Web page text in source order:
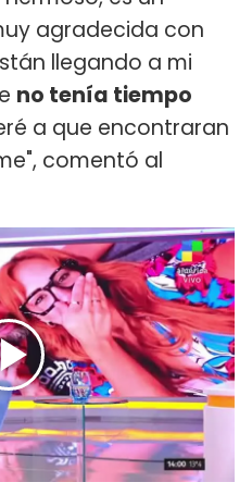
agradecida con
llegando a mi
no tenía tiempo
a que encontraran
comentó al